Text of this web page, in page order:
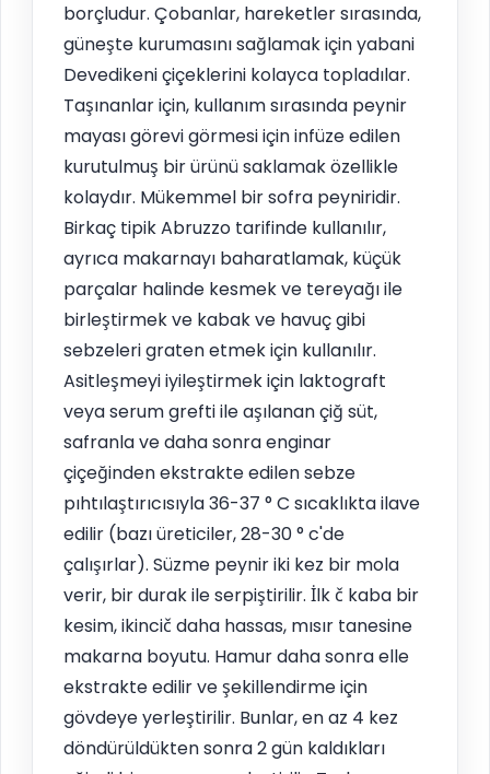
borçludur. Çobanlar, hareketler sırasında,
güneşte kurumasını sağlamak için yabani
Devedikeni çiçeklerini kolayca topladılar.
Taşınanlar için, kullanım sırasında peynir
mayası görevi görmesi için infüze edilen
kurutulmuş bir ürünü saklamak özellikle
kolaydır. Mükemmel bir sofra peyniridir.
Birkaç tipik Abruzzo tarifinde kullanılır,
ayrıca makarnayı baharatlamak, küçük
parçalar halinde kesmek ve tereyağı ile
birleştirmek ve kabak ve havuç gibi
sebzeleri graten etmek için kullanılır.
Asitleşmeyi iyileştirmek için laktograft
veya serum grefti ile aşılanan çiğ süt,
safranla ve daha sonra enginar
çiçeğinden ekstrakte edilen sebze
pıhtılaştırıcısıyla 36-37 ° C sıcaklıkta ilave
edilir (bazı üreticiler, 28-30 ° c'de
çalışırlar). Süzme peynir iki kez bir mola
verir, bir durak ile serpiştirilir. İlk č kaba bir
kesim, ikincič daha hassas, mısır tanesine
makarna boyutu. Hamur daha sonra elle
ekstrakte edilir ve şekillendirme için
gövdeye yerleştirilir. Bunlar, en az 4 kez
döndürüldükten sonra 2 gün kaldıkları